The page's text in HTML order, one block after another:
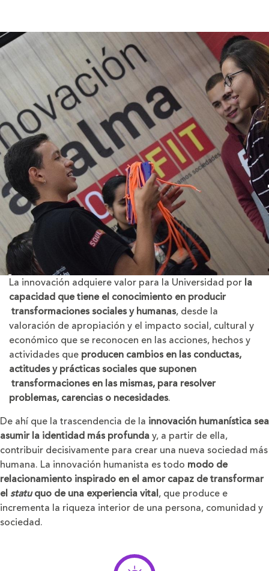
La innovación adquiere valor para la Universidad por la
capacidad que tiene el conocimiento en producir
transformaciones sociales y humanas, desde la
valoración de apropiación y el impacto social, cultural y
económico que se reconocen en las acciones, hechos y
actividades que producen cambios en las conductas,
actitudes y prácticas sociales que suponen
transformaciones en las mismas, para resolver
problemas, carencias o necesidades.
De ahí que la trascendencia de la innovación humanística sea
asumir la identidad más profunday, a partir de ella,
contribuir decisivamente para crear una nueva sociedad más
humana. La innovación humanista es todo modo de
relacionamiento inspirado en el amor capaz de transformar
el statuquo de una experiencia vital, que produce e
incrementa la riqueza interior de una persona, comunidad y
sociedad.